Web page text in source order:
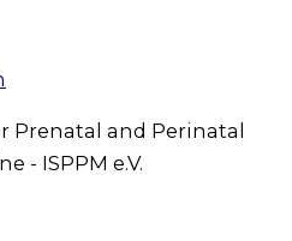
Prenatal and Perinatal
- ISPPM e.V.